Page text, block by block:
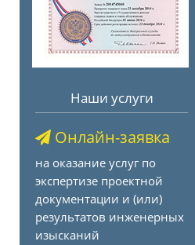
Наши услуги
Онлайн-заявка
на оказание услуг по
экспертизе проектной
документации и (или)
результатов инженерных
изысканий